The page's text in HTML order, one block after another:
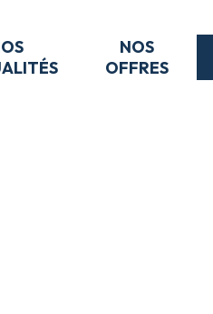
NOS
OFFRES